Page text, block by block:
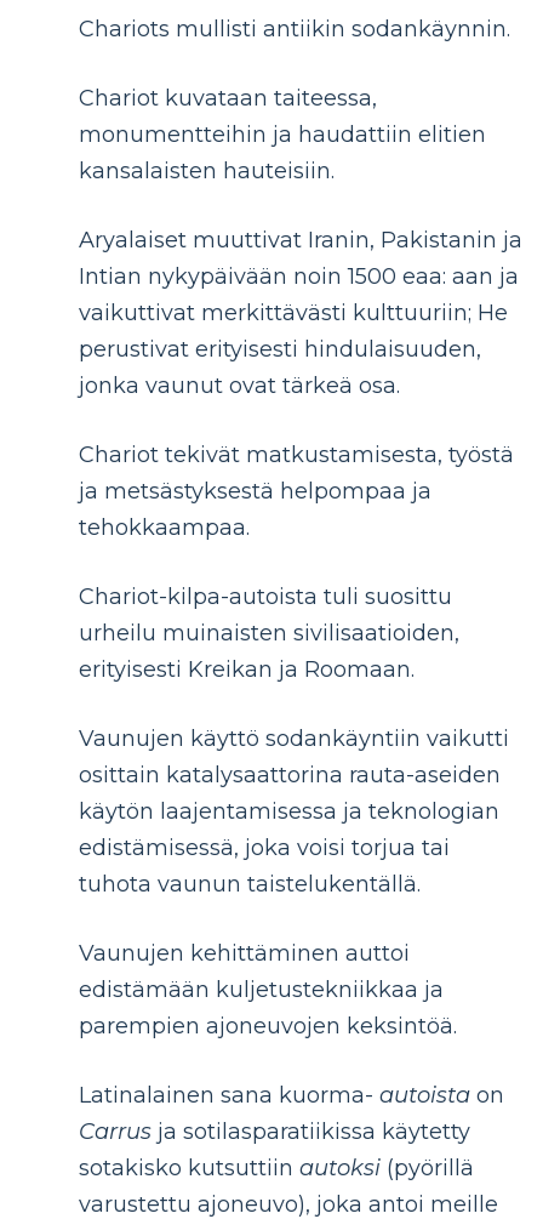
Chariots mullisti antiikin sodankäynnin.
Chariot kuvataan taiteessa,
monumentteihin ja haudattiin elitien
kansalaisten hauteisiin.
Aryalaiset muuttivat Iranin, Pakistanin ja
Intian nykypäivään noin 1500 eaa: aan ja
vaikuttivat merkittävästi kulttuuriin; He
perustivat erityisesti hindulaisuuden,
jonka vaunut ovat tärkeä osa.
Chariot tekivät matkustamisesta, työstä
ja metsästyksestä helpompaa ja
tehokkaampaa.
Chariot-kilpa-autoista tuli suosittu
urheilu muinaisten sivilisaatioiden,
erityisesti Kreikan ja Roomaan.
Vaunujen käyttö sodankäyntiin vaikutti
osittain katalysaattorina rauta-aseiden
käytön laajentamisessa ja teknologian
edistämisessä, joka voisi torjua tai
tuhota vaunun taistelukentällä.
Vaunujen kehittäminen auttoi
edistämään kuljetustekniikkaa ja
parempien ajoneuvojen keksintöä.
Latinalainen sana kuorma- autoista on
Carrus ja sotilasparatiikissa käytetty
sotakisko kutsuttiin autoksi (pyörillä
varustettu ajoneuvo), joka antoi meille